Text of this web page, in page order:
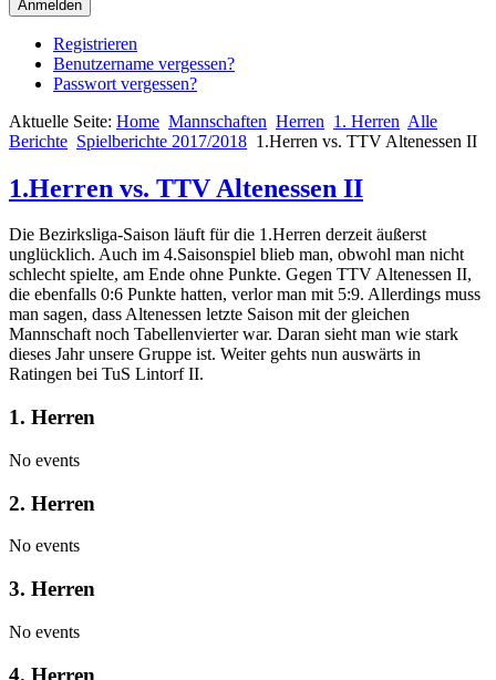
Anmelden
Registrieren
Benutzername vergessen?
Passwort vergessen?
Aktuelle Seite: Home Mannschaften Herren 1. Herren Alle
Berichte Spielberichte 2017/2018 1.Herren vs. TTV Altenessen II
1.Herren vs. TTV Altenessen II
Die Bezirksliga-Saison läuft für die 1.Herren derzeit äußerst
unglücklich. Auch im 4.Saisonspiel blieb man, obwohl man nicht
schlecht spielte, am Ende ohne Punkte. Gegen TTV Altenessen II,
die ebenfalls 0:6 Punkte hatten, verlor man mit 5:9. Allerdings muss
man sagen, dass Altenessen letzte Saison mit der gleichen
Mannschaft noch Tabellenvierter war. Daran sieht man wie stark
dieses Jahr unsere Gruppe ist. Weiter gehts nun auswärts in
Ratingen bei TuS Lintorf II.
1. Herren
No events
2. Herren
No events
3. Herren
No events
4. Herren